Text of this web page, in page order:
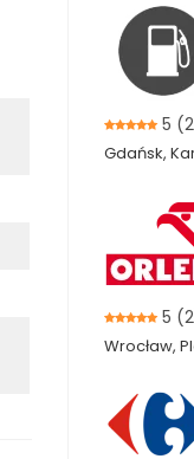
5
Gdańsk,
5
Wrocław,